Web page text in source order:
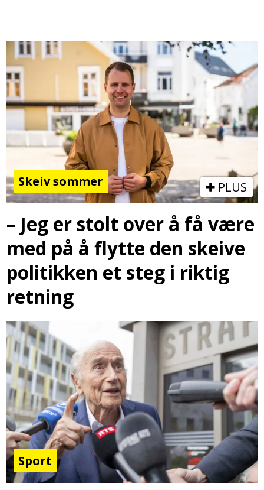
Skeiv sommer PLUS
– Jeg er stolt over å få være
med på å flytte den skeive
politikken et steg i riktig
retning
Sport